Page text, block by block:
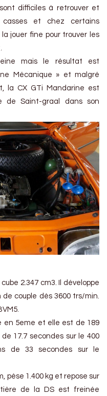
difficiles à retrouver et
et chez certains
jouer fine pour trouver les
mais le résultat est
Mécanique » et malgré
la CX GTi Mandarine est
de Saint-graal dans son
2.347 cm3. Il développe
couple dès 3600 trs/min.
5eme et elle est de 189
17.7 secondes sur le 400
de 33 secondes sur le
pèse 1.400 kg et repose sur
de la DS est freinée